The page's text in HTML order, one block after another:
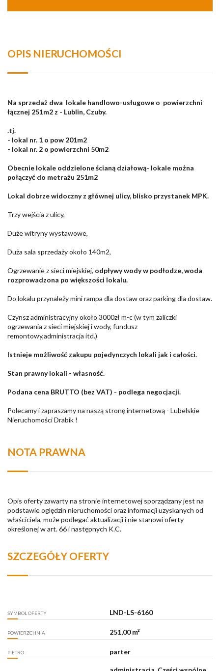
OPIS NIERUCHOMOŚCI
Na sprzedaż dwa lokale handlowo-usługowe o powierzchni
łącznej 251m2 z - Lublin, Czuby.
.tj.
- lokal nr. 1 o pow 201m2
- lokal nr. 2 o powierzchni 50m2
Obecnie lokale oddzielone ścianą działową- lokale można
połączyć do metrażu 251m2
Lokal dobrze widoczny z głównej ulicy, blisko przystanek MPK.
Trzy wejścia z ulicy,
Duże witryny wystawowe,
Duża sala sprzedaży około 140m2,
Ogrzewanie z sieci miejskiej, odpływy wody w podłodze, woda
rozprowadzona po większości lokalu.
Do lokalu przynależy mini rampa dla dostaw oraz parking dla dostaw.
Czynsz administracyjny około 3000zł m-c (w tym zaliczki
ogrzewania z sieci miejskiej i wody, fundusz
remontowy,administracja itd.)
Istnieje możliwość zakupu pojedynczych lokali jak i całości.
Stan prawny lokali - własność.
Podana cena BRUTTO (bez VAT) - podlega negocjacji.
Polecamy i zapraszamy na naszą stronę internetową - Lubelskie
Nieruchomości Drabik !
NOTA PRAWNA
Opis oferty zawarty na stronie internetowej sporządzany jest na
podstawie oględzin nieruchomości oraz informacji uzyskanych od
właściciela, może podlegać aktualizacji i nie stanowi oferty
określonej w art. 66 i następnych K.C.
SZCZEGÓŁY OFERTY
SYMBOL OFERTY LND-LS-6160
POWIERZCHNIA 251,00 m²
PIĘTRO parter